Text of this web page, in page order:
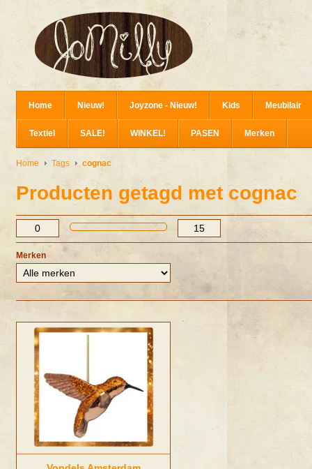
Home Nieuw! Joyzone - Nieuw! Kids Meubilair
Textiel SALE! WINKEL! PASEN Merken
Home Tags cognac
Producten getagd met cognac
Merken